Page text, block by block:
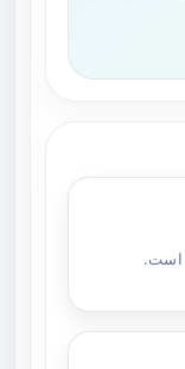
است.